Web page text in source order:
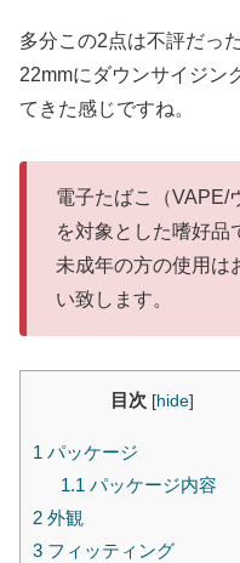
多分この2点は不評だっ
22mmにダウンサイジン
てきた感じですね。
電子たばこ（VAPE/
を対象とした嗜好品
未成年の方の使用は
い致します。
目次 [hide]
1 パッケージ
1.1 パッケージ内容
2 外観
3 フィッティング